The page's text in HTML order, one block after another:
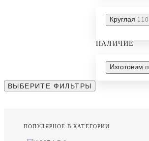
Круглая 110
НАЛИЧИЕ
Изготовим
ВЫБЕРИТЕ ФИЛЬТРЫ
ПОПУЛЯРНОЕ В КАТЕГОРИИ